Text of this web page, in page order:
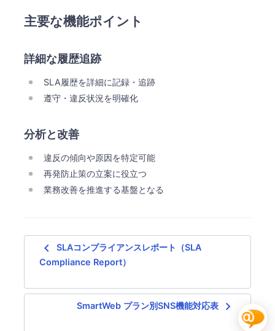
主要な機能ポイント
詳細な履歴追跡
SLA履歴を詳細に記録・追跡
遵守・違反状況を明確化
分析と改善
違反の傾向や原因を特定可能
再発防止策の立案に役立つ
業務改善を推進する基盤となる
navigate_before
SLAコンプライアンスレポート（SLA
Compliance Report）
SmartWeb プラン別SNS機能対応表 navigate_next